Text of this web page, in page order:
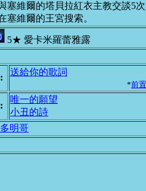
塞維爾的塔貝拉紅衣主教交談5次
塞維爾的王宮搜索。
5★ 愛卡米羅蕾雅露
送給你的歌詞
*前
唯一的願望
小丑的詩
明哥